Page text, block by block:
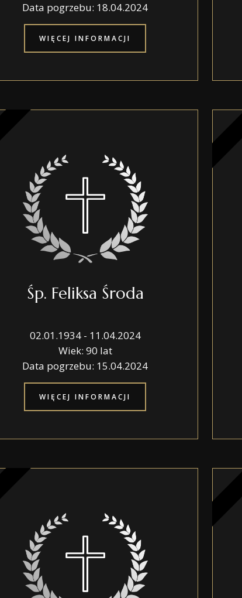
Data pogrzebu: 18.04.2024
WIĘCEJ INFORMACJI
Śp. Feliksa Środa
02.01.1934 - 11.04.2024
Wiek: 90 lat
Data pogrzebu: 15.04.2024
WIĘCEJ INFORMACJI